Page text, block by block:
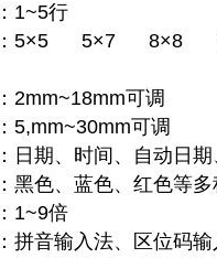
1~5行
：5×5 5×7
2mm~18mm可调
5,mm~30mm可调
日期、时间、自动日
黑色、蓝色、红色等
1~9倍
拼音输入法、区位码